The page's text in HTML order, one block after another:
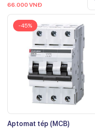
66.000 VNĐ
-45%
Aptomat tép (MCB)